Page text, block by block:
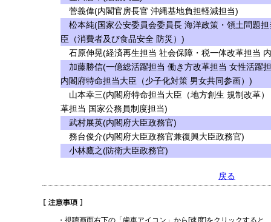
菅義偉(内閣官房長官 沖縄基地負担軽減担当)
松本純(国家公安委員会委員長 海洋政策・領土問題
臣（消費者及び食品安全 防災）)
石原伸晃(経済再生担当 社会保障・税一体改革担当
加藤勝信(一億総活躍担当 働き方改革担当 女性活躍
内閣府特命担当大臣（少子化対策 男女共同参画）)
山本幸三(内閣府特命担当大臣（地方創生 規制改革
革担当 国家公務員制度担当)
武村展英(内閣府大臣政務官)
務台俊介(内閣府大臣政務官兼復興大臣政務官)
小林鷹之(防衛大臣政務官)
戻る
・視聴画面右下の「歯車アイコン」から[速度]をクリックすると